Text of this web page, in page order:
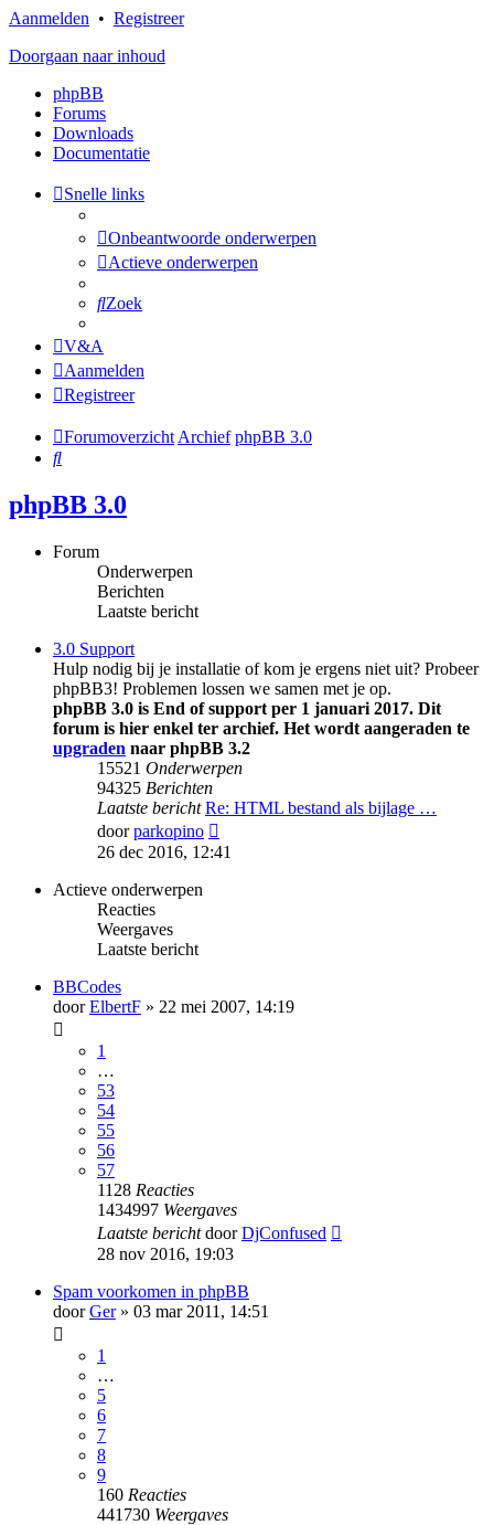
Aanmelden • Registreer
Doorgaan naar inhoud
phpBB
Forums
Downloads
Documentatie
Snelle links
Onbeantwoorde onderwerpen
Actieve onderwerpen
Zoek
V&A
Aanmelden
Registreer
Forumoverzicht Archief phpBB 3.0
Zoek
phpBB 3.0
Forum
Onderwerpen
Berichten
Laatste bericht
3.0 Support
Hulp nodig bij je installatie of kom je ergens niet uit? Probeer
phpBB3! Problemen lossen we samen met je op.
phpBB 3.0 is End of support per 1 januari 2017. Dit
forum is hier enkel ter archief. Het wordt aangeraden te
upgraden naar phpBB 3.2
15521 Onderwerpen
94325 Berichten
Laatste bericht Re: HTML bestand als bijlage …
doorparkopino
laatste
26 dec 2016, 12:41
Actieve onderwerpen
Reacties
Weergaves
Laatste bericht
BBCodes
doorElbertF » 22 mei 2007, 14:19
1
…
53
54
55
56
57
1128 Reacties
1434997 Weergaves
Laatste berichtdoorDjConfused
28 nov 2016, 19:03
Spam voorkomen in phpBB
doorGer» 03 mar 2011, 14:51
1
…
5
6
7
8
9
160 Reacties
441730 Weergaves